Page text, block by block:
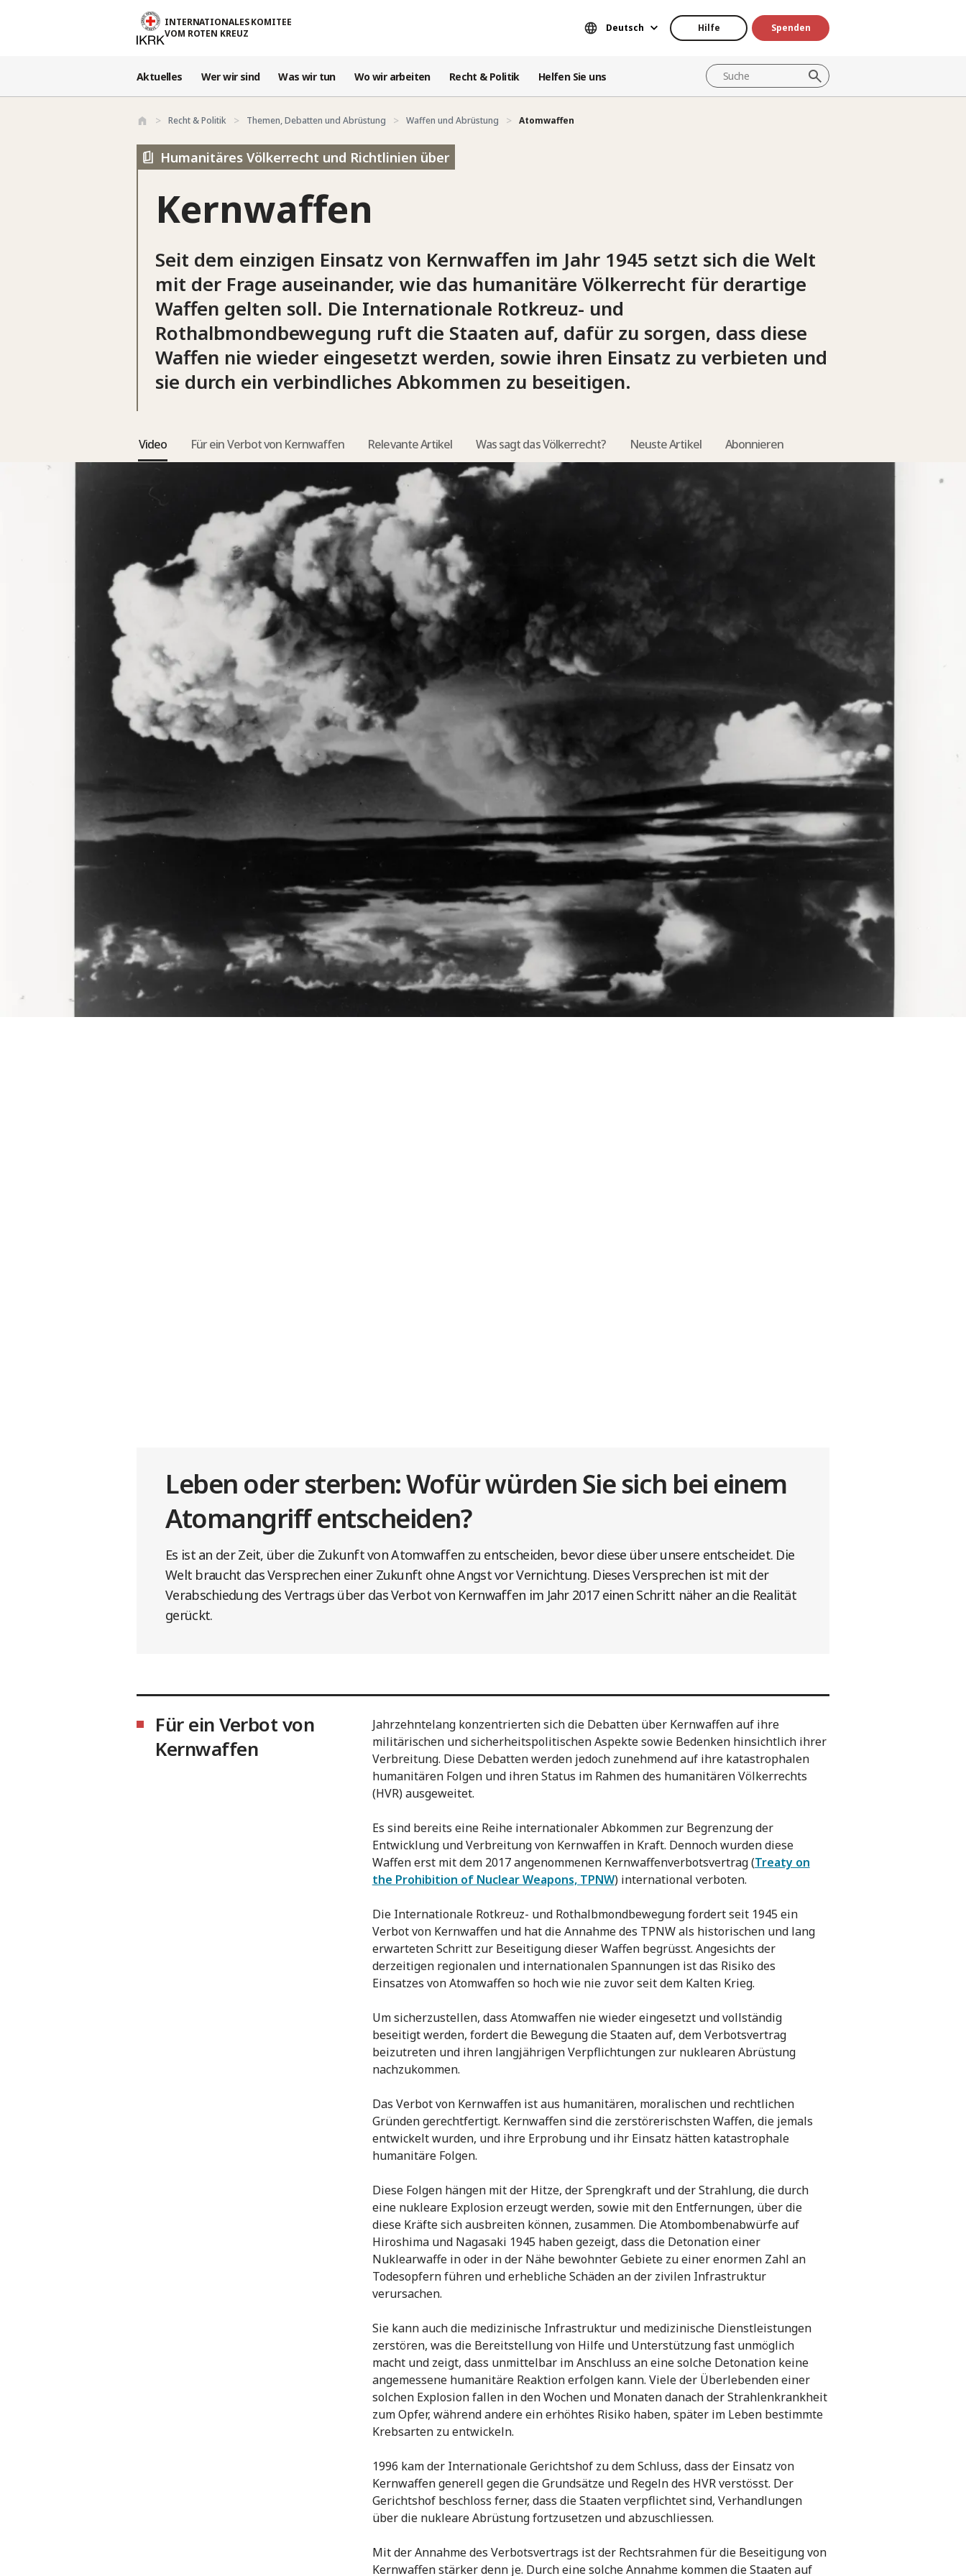
INTERNATIONALES KOMITEE
VOM ROTEN KREUZ
Deutsch Hilfe Spenden
Aktuelles Wer wir sind Was wir tun Wo wir arbeiten Recht & Politik Helfen Sie uns
Recht & Politik Themen, Debatten und Abrüstung Waffen und Abrüstung Atomwaffen
Humanitäres Völkerrecht und Richtlinien über
Kernwaffen
Seit dem einzigen Einsatz von Kernwaffen im Jahr 1945 setzt sich die Welt
mit der Frage auseinander, wie das humanitäre Völkerrecht für derartige
Waffen gelten soll. Die Internationale Rotkreuz- und
Rothalbmondbewegung ruft die Staaten auf, dafür zu sorgen, dass diese
Waffen nie wieder eingesetzt werden, sowie ihren Einsatz zu verbieten und
sie durch ein verbindliches Abkommen zu beseitigen.
Video Für ein Verbot von Kernwaffen Relevante Artikel Was sagt das Völkerrecht? Neuste Artikel Abonnieren
Leben oder sterben: Wofür würden Sie sich bei einem
Atomangriff entscheiden?
Es ist an der Zeit, über die Zukunft von Atomwaffen zu entscheiden, bevor diese über unsere entscheidet. Die
Welt braucht das Versprechen einer Zukunft ohne Angst vor Vernichtung. Dieses Versprechen ist mit der
Verabschiedung des Vertrags über das Verbot von Kernwaffen im Jahr 2017 einen Schritt näher an die Realität
gerückt.
Für ein Verbot von
Kernwaffen
Jahrzehntelang konzentrierten sich die Debatten über Kernwaffen auf ihre
militärischen und sicherheitspolitischen Aspekte sowie Bedenken hinsichtlich ihrer
Verbreitung. Diese Debatten werden jedoch zunehmend auf ihre katastrophalen
humanitären Folgen und ihren Status im Rahmen des humanitären Völkerrechts
(HVR) ausgeweitet.
Es sind bereits eine Reihe internationaler Abkommen zur Begrenzung der
Entwicklung und Verbreitung von Kernwaffen in Kraft. Dennoch wurden diese
Waffen erst mit dem 2017 angenommenen Kernwaffenverbotsvertrag (Treaty on
the Prohibition of Nuclear Weapons, TPNW) international verboten.
Die Internationale Rotkreuz- und Rothalbmondbewegung fordert seit 1945 ein
Verbot von Kernwaffen und hat die Annahme des TPNW als historischen und lang
erwarteten Schritt zur Beseitigung dieser Waffen begrüsst. Angesichts der
derzeitigen regionalen und internationalen Spannungen ist das Risiko des
Einsatzes von Atomwaffen so hoch wie nie zuvor seit dem Kalten Krieg.
Um sicherzustellen, dass Atomwaffen nie wieder eingesetzt und vollständig
beseitigt werden, fordert die Bewegung die Staaten auf, dem Verbotsvertrag
beizutreten und ihren langjährigen Verpflichtungen zur nuklearen Abrüstung
nachzukommen.
Das Verbot von Kernwaffen ist aus humanitären, moralischen und rechtlichen
Gründen gerechtfertigt. Kernwaffen sind die zerstörerischsten Waffen, die jemals
entwickelt wurden, und ihre Erprobung und ihr Einsatz hätten katastrophale
humanitäre Folgen.
Diese Folgen hängen mit der Hitze, der Sprengkraft und der Strahlung, die durch
eine nukleare Explosion erzeugt werden, sowie mit den Entfernungen, über die
diese Kräfte sich ausbreiten können, zusammen. Die Atombombenabwürfe auf
Hiroshima und Nagasaki 1945 haben gezeigt, dass die Detonation einer
Nuklearwaffe in oder in der Nähe bewohnter Gebiete zu einer enormen Zahl an
Todesopfern führen und erhebliche Schäden an der zivilen Infrastruktur
verursachen.
Sie kann auch die medizinische Infrastruktur und medizinische Dienstleistungen
zerstören, was die Bereitstellung von Hilfe und Unterstützung fast unmöglich
macht und zeigt, dass unmittelbar im Anschluss an eine solche Detonation keine
angemessene humanitäre Reaktion erfolgen kann. Viele der Überlebenden einer
solchen Explosion fallen in den Wochen und Monaten danach der Strahlenkrankheit
zum Opfer, während andere ein erhöhtes Risiko haben, später im Leben bestimmte
Krebsarten zu entwickeln.
1996 kam der Internationale Gerichtshof zu dem Schluss, dass der Einsatz von
Kernwaffen generell gegen die Grundsätze und Regeln des HVR verstösst. Der
Gerichtshof beschloss ferner, dass die Staaten verpflichtet sind, Verhandlungen
über die nukleare Abrüstung fortzusetzen und abzuschliessen.
Mit der Annahme des Verbotsvertrags ist der Rechtsrahmen für die Beseitigung von
Kernwaffen stärker denn je. Durch eine solche Annahme kommen die Staaten auf